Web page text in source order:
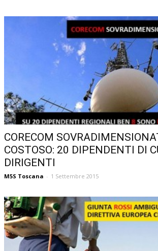
CORECOM
COSTOSO: 20 DIPENDENTI DI
DIRIGENTI
M5S Toscana - 1 Settembre 2015